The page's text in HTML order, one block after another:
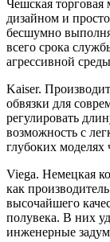
Чешская
дизайном и
бесшумно
всего срока
агрессивной
Kaiser.
обвязки для
регулировать
возможность с
глубоких моделях
Viega. Немецкая
как
высочайшего
полувека. В них
инженерные